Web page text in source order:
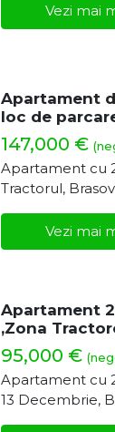
Vezi mai
Apartament
loc de
147,000 €
Apartament cu
Tractorul, Brasov
Vezi mai
Apartament
,Zona
95,000 €
Apartament cu
13 Decembrie,